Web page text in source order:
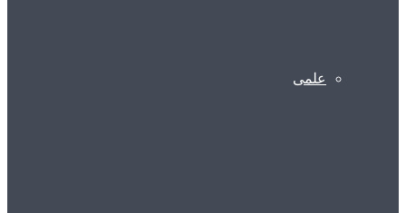
علمی